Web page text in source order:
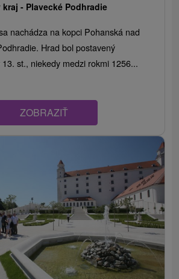
kraj - Plavecké Podhradie
nachádza na kopci Pohanská nad
Hrad bol postavený
st., niekedy medzi rokmi 1256...
ZOBRAZIŤ